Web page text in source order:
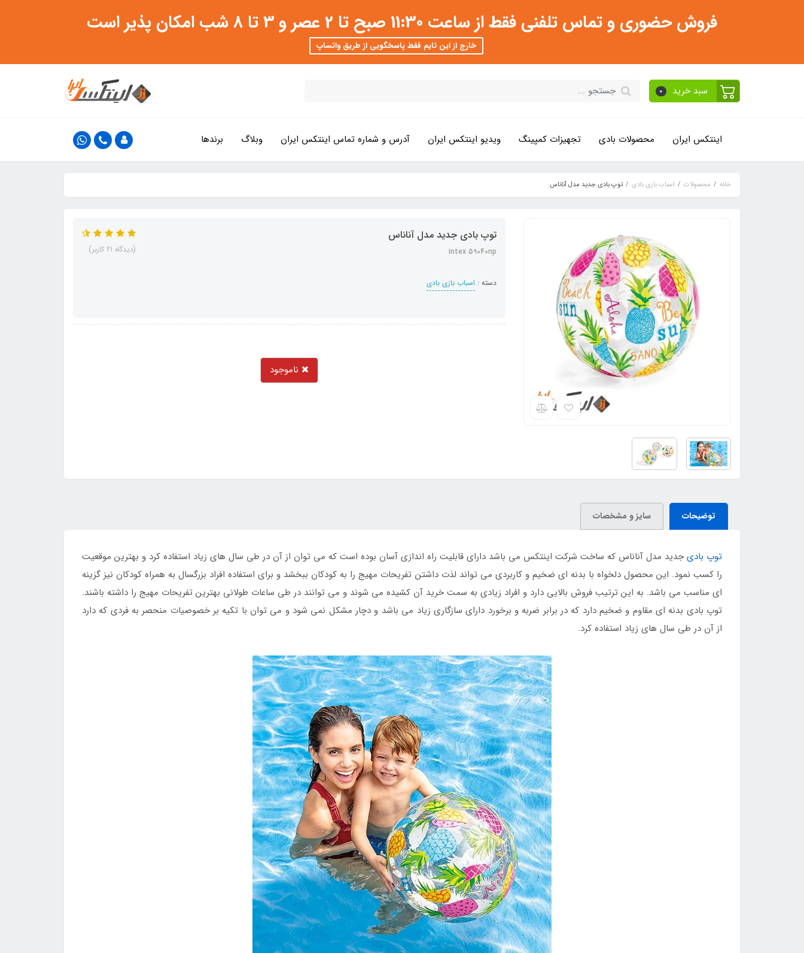
فروش حضوری و تماس تلفنی فقط از ساعت 11:30 صبح تا 2 عصر و 3 تا 8 شب امکان پذیر است
خارج از این تایم فقط پاسخگویی از طریق واتساپ
سبد خرید 0
اینتکس ایران محصولات بادی تجهیزات کمپینگ ویدیو اینتکس ایران آدرس و شماره تماس اینتکس ایران وبلاگ برندها
خانه محصولات اسباب بازی بادی توپ بادی جدید مدل آناناس
توپ بادی جدید مدل آناناس
intex 59040np
دسته : اسباب بازی بادی
(دیدگاه 21 کاربر)
ناموجود
توضیحات سایز و مشخصات
توپ بادی جدید مدل آناناس که ساخت شرکت اینتکس می باشد دارای قابلیت راه اندازی آسان بوده است که می توان از آن در طی سال های زیاد استفاده کرد و بهترین موقعیت
را کسب نمود. این محصول دلخواه با بدنه ای ضخیم و کاربردی می تواند لذت داشتن تفریحات مهیج را به کودکان ببخشد و برای استفاده افراد بزرگسال به همراه کودکان نیز گزینه
ای مناسب می باشد. به این ترتیب فروش بالایی دارد و افراد زیادی به سمت خرید آن کشیده می شوند و می توانند در طی ساعات طولانی بهترین تفریحات مهیج را داشته باشند.
توپ بادی بدنه ای مقاوم و ضخیم دارد که در برابر ضربه و برخورد دارای سازگاری زیاد می باشد و دچار مشکل نمی شود و می توان با تکیه بر خصوصیات منحصر به فردی که دارد
از آن در طی سال های زیاد استفاده کرد.